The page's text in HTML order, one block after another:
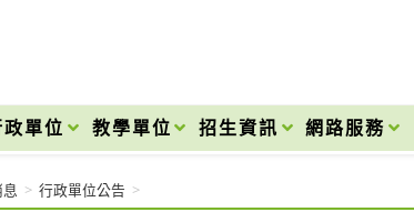
政單位 教學單位 招生資訊 網路服務
> 行政單位公告 >